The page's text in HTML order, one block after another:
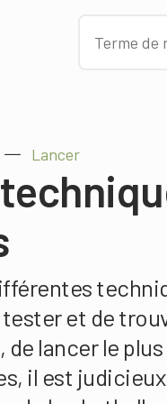
Lancer
et de
lancer le
il est